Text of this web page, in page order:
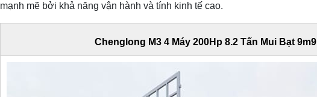
mạnh mẽ bởi khả năng vận hành và tính kinh tế cao.
Chenglong M3 4 Máy 200Hp 8.2 Tấn Mui Bạt 9m9